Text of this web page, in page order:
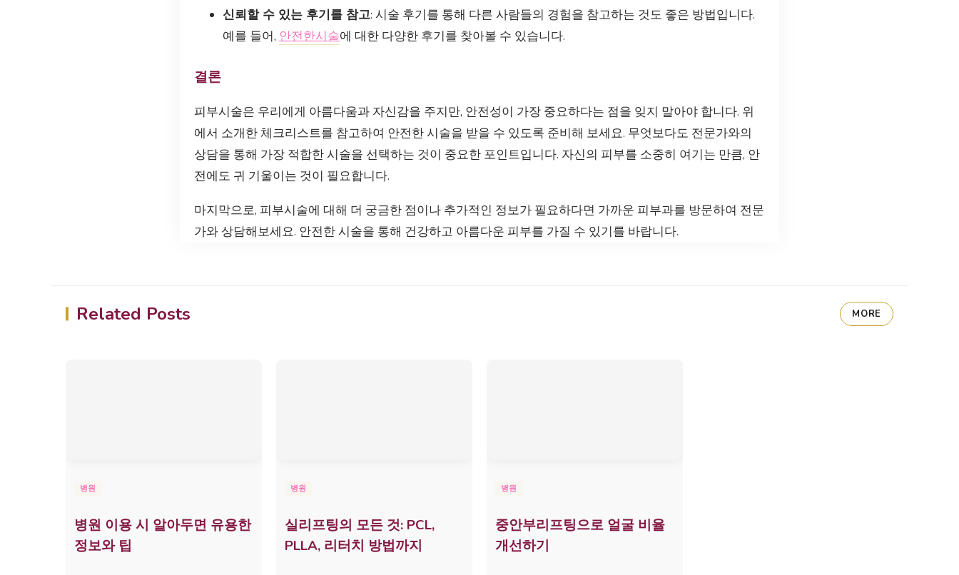
신뢰할 수 있는 후기를 참고: 시술 후기를 통해 다른 사람들의 경험을 참고하는 것도 좋은 방법입니다.
예를 들어, 안전한시술에 대한 다양한 후기를 찾아볼 수 있습니다.
결론
피부시술은 우리에게 아름다움과 자신감을 주지만, 안전성이 가장 중요하다는 점을 잊지 말아야 합니다. 위
에서 소개한 체크리스트를 참고하여 안전한 시술을 받을 수 있도록 준비해 보세요. 무엇보다도 전문가와의
상담을 통해 가장 적합한 시술을 선택하는 것이 중요한 포인트입니다. 자신의 피부를 소중히 여기는 만큼, 안
전에도 귀 기울이는 것이 필요합니다.
마지막으로, 피부시술에 대해 더 궁금한 점이나 추가적인 정보가 필요하다면 가까운 피부과를 방문하여 전문
가와 상담해보세요. 안전한 시술을 통해 건강하고 아름다운 피부를 가질 수 있기를 바랍니다.
Related Posts MORE
병원
병원 이용 시 알아두면 유용한
정보와 팁
병원
실리프팅의 모든 것: PCL,
PLLA, 리터치 방법까지
병원
중안부리프팅으로 얼굴 비율
개선하기